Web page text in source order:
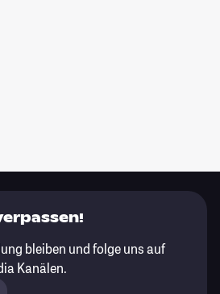
bleiben und folge uns auf
Kanälen.